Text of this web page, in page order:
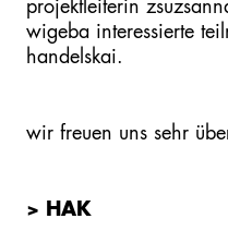
projektleiterin
wigeba interessierte
handelskai.
wir freuen uns sehr
> HAK